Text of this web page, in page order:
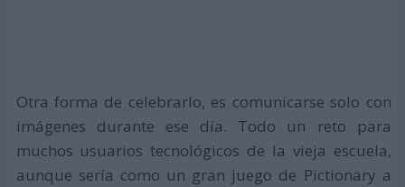
Otra forma de celebrarlo, es comunicarse solo con
imágenes durante ese día. Todo un reto para
muchos usuarios tecnológicos de la vieja escuela,
aunque sería como un gran juego de Pictionary a